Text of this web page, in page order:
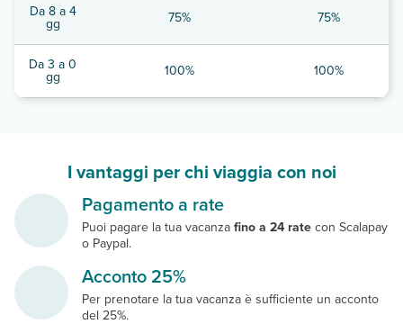
Da 8 a 4
gg 75% 75%
Da 3 a 0
gg 100% 100%
I vantaggi per chi viaggia con noi
Pagamento a rate
Puoi pagare la tua vacanzafino a 24 ratecon Scalapay
o Paypal.
Acconto 25%
Per prenotare la tua vacanza è sufficiente un acconto
del 25%.